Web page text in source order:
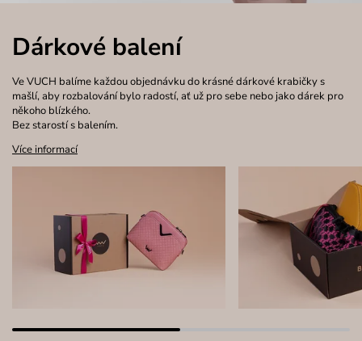
Dárkové balení
Ve VUCH balíme každou objednávku do krásné dárkové krabičky s
mašlí, aby rozbalování bylo radostí, ať už pro sebe nebo jako dárek pro
někoho blízkého.
Bez starostí s balením.
Více informací